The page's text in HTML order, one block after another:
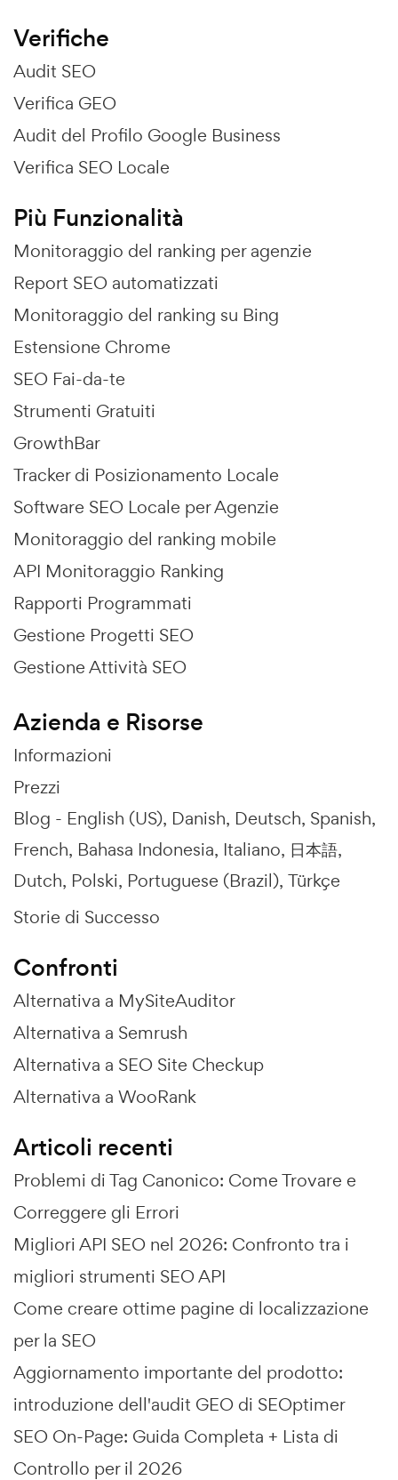
Verifiche
Audit SEO
Verifica GEO
Audit del Profilo Google Business
Verifica SEO Locale
Più Funzionalità
Monitoraggio del ranking per agenzie
Report SEO automatizzati
Monitoraggio del ranking su Bing
Estensione Chrome
SEO Fai-da-te
Strumenti Gratuiti
GrowthBar
Tracker di Posizionamento Locale
Software SEO Locale per Agenzie
Monitoraggio del ranking mobile
API Monitoraggio Ranking
Rapporti Programmati
Gestione Progetti SEO
Gestione Attività SEO
Azienda e Risorse
Informazioni
Prezzi
Blog - English (US) Danish Deutsch Spanish
French Bahasa Indonesia Italiano 日本語
Dutch Polski Portuguese (Brazil) Türkçe
Storie di Successo
Confronti
Alternativa a MySiteAuditor
Alternativa a Semrush
Alternativa a SEO Site Checkup
Alternativa a WooRank
Articoli recenti
Problemi di Tag Canonico: Come Trovare e
Correggere gli Errori
Migliori API SEO nel 2026: Confronto tra i
migliori strumenti SEO API
Come creare ottime pagine di localizzazione
per la SEO
Aggiornamento importante del prodotto:
introduzione dell'audit GEO di SEOptimer
SEO On-Page: Guida Completa + Lista di
Controllo per il 2026